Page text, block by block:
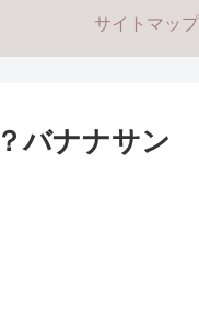
サイトマップ
バナナサン